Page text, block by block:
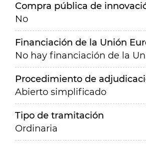
Compra pública de
No
Financiación de la Unión
No hay financiación de la
Procedimiento de
Abierto simplificado
Tipo de tramitación
Ordinaria